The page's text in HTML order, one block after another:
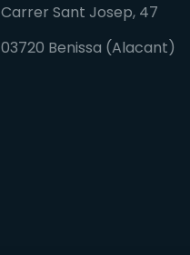
Carrer Sant Josep, 47
03720 Benissa (Alacant)